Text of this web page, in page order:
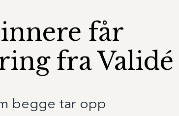
får
fra Validé
begge tar opp